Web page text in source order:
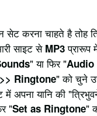
सेट करना चाहते है तोह
साइट से MP3प्रारूप
" या फिर "Audio
Ringtone" को चुने
अपना यानि की
"Set as Ringtone"